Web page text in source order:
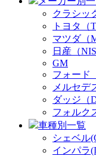
クラシッ
トヨタ（
マツダ（
日産（
GM
フォード
メルセデ
ダッジ（
フォルク
車種別一覧
シェベル
インパラ